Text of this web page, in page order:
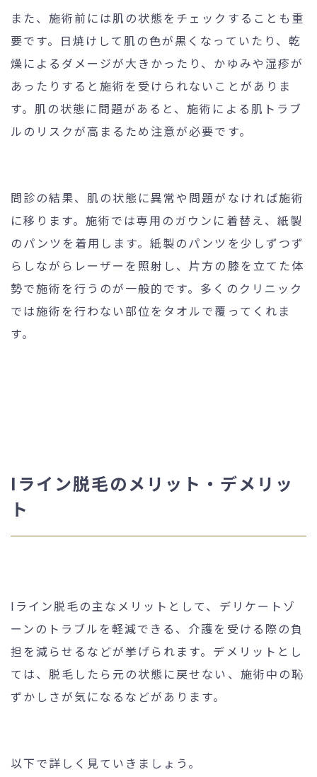
また、施術前には肌の状態をチェックすることも重
要です。日焼けして肌の色が黒くなっていたり、乾
燥によるダメージが大きかったり、かゆみや湿疹が
あったりすると施術を受けられないことがありま
す。肌の状態に問題があると、施術による肌トラブ
ルのリスクが高まるため注意が必要です。
問診の結果、肌の状態に異常や問題がなければ施術
に移ります。施術では専用のガウンに着替え、紙製
のパンツを着用します。紙製のパンツを少しずつず
らしながらレーザーを照射し、片方の膝を立てた体
勢で施術を行うのが一般的です。多くのクリニック
では施術を行わない部位をタオルで覆ってくれま
す。
Iライン脱毛のメリット・デメリッ
ト
Iライン脱毛の主なメリットとして、デリケートゾ
ーンのトラブルを軽減できる、介護を受ける際の負
担を減らせるなどが挙げられます。デメリットとし
ては、脱毛したら元の状態に戻せない、施術中の恥
ずかしさが気になるなどがあります。
以下で詳しく見ていきましょう。